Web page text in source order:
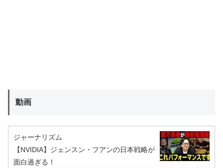
動画
ジャーナリズム
【NVIDIA】ジェンスン・フアンの日本戦略が
面白過ぎる！